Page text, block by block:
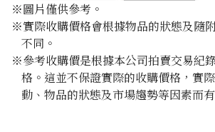
Longines K18YG battery
operated black
Diamond
Battery
※圖片僅供參考。
※實際收購價格會根據物品的狀態及隨
不同。
※參考收購價是根據本公司拍賣交易紀
格。這並不保證實際的收購價格，實
動、物品的狀態及市場趨勢等因素而